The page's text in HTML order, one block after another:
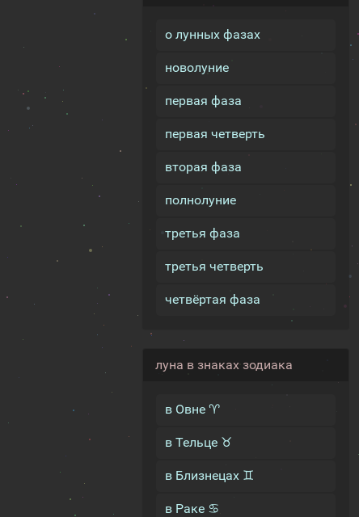
о лунных фазах
новолуние
первая фаза
первая четверть
вторая фаза
полнолуние
третья фаза
третья четверть
четвёртая фаза
луна в знаках зодиака
в Овне ♈
в Тельце ♉
в Близнецах ♊
в Раке ♋